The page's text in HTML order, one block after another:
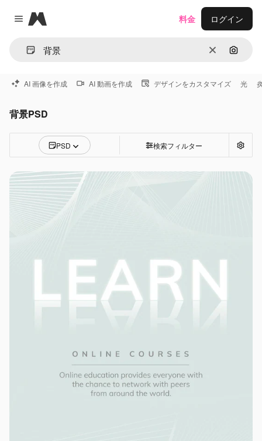
Close menu
Magnific
消去 画像で
料金 ログイン
AI 画像を作成 AI 動画を作成 デザインをカスタマイズ 光
背景PSD
PSD 検索フィルター